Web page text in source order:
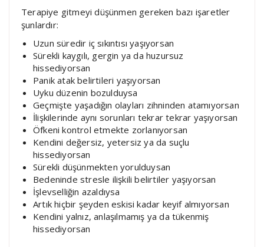
Terapiye gitmeyi düşünmen gereken bazı işaretler
şunlardır:
Uzun süredir iç sıkıntısı yaşıyorsan
Sürekli kaygılı, gergin ya da huzursuz
hissediyorsan
Panik atak belirtileri yaşıyorsan
Uyku düzenin bozulduysa
Geçmişte yaşadığın olayları zihninden atamıyorsan
İlişkilerinde aynı sorunları tekrar tekrar yaşıyorsan
Öfkeni kontrol etmekte zorlanıyorsan
Kendini değersiz, yetersiz ya da suçlu
hissediyorsan
Sürekli düşünmekten yorulduysan
Bedeninde stresle ilişkili belirtiler yaşıyorsan
İşlevselliğin azaldıysa
Artık hiçbir şeyden eskisi kadar keyif almıyorsan
Kendini yalnız, anlaşılmamış ya da tükenmiş
hissediyorsan